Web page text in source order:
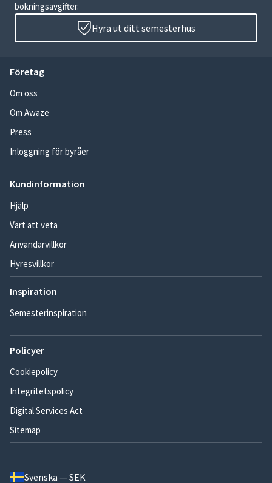
bokningsavgifter.
Hyra ut ditt semesterhus
Företag
Om oss
Om Awaze
Press
Inloggning för byråer
Kundinformation
Hjälp
Värt att veta
Användarvillkor
Hyresvillkor
Inspiration
Semesterinspiration
Policyer
Cookiepolicy
Integritetspolicy
Digital Services Act
Sitemap
Svenska — SEK